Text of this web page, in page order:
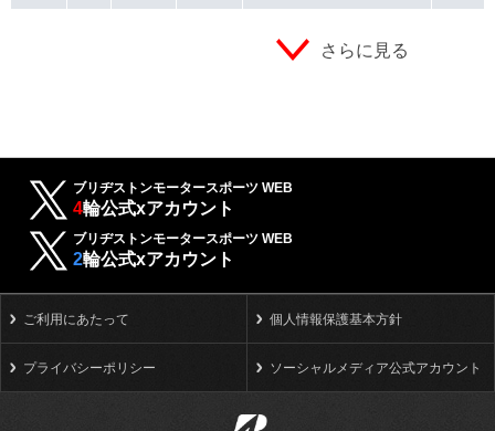
さらに見る
ブリヂストンモータースポーツ WEB
4輪公式xアカウント
ブリヂストンモータースポーツ WEB
2輪公式xアカウント
ご利用にあたって 個人情報保護基本方針
プライバシーポリシー ソーシャルメディア公式アカウント